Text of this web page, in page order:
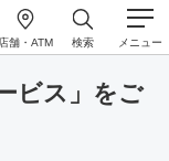
店舗・ATM 検索 メニュー
ビス」をご